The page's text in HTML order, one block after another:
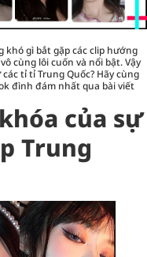
khó gì bắt gặp các clip hướng
cùng lôi cuốn và nổi bật. Vậy
tỉ tỉ Trung Quốc? Hãy cùng
đình đám nhất qua bài viết
của sự
Trung